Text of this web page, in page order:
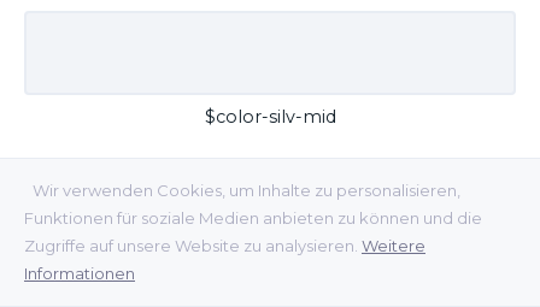
Wir verwenden Cookies, um Inhalte zu personalisieren,
Funktionen für soziale Medien anbieten zu können und die
Zugriffe auf unsere Website zu analysieren. Weitere
Informationen
$color-silv-mid